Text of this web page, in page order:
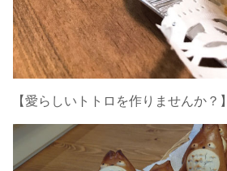
【愛らしいトトロを作りませんか？】